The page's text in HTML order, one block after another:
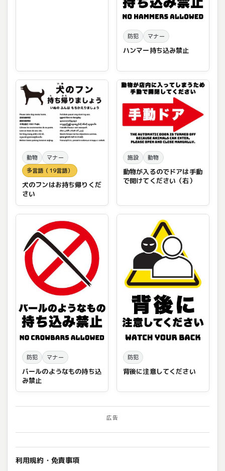
防犯 マナー
ハンマー持ち込み禁止
動物
マナー
多言語（19言語）
犬のフンはお持ち帰りくだ
さい
施設 動物
動物が入るのでドアは手動
で開けてください（右）
防犯 マナー
バールのようなもの持ち込
み禁止
防犯
背後に注意してください
広告
利用規約・免責事項